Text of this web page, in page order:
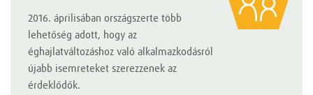
2016. áprilisában országszerte több
lehetőség adott, hogy az
éghajlatváltozáshoz való alkalmazkodásról
újabb isemreteket szerezzenek az
érdeklődők.